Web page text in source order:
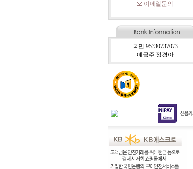
이메일문의
국민 95330737073
예금주:정경아